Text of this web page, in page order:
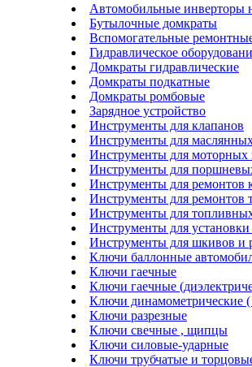
Автомобильные инверторы
Бутылочные домкраты
Вспомогательные
Гидравлическое
Домкраты гидравлические
Домкраты подкатные
Домкраты ромбовые
Зарядное устройство
Инструменты для клапанов
Инструменты для
Инструменты для моторных
Инструменты для
Инструменты для ремонтов
Инструменты для ремонтов
Инструменты для
Инструменты для
Инструменты для шкивов и
Ключи баллонные
Ключи гаечные
Ключи гаечные
Ключи динамометрические
Ключи разрезные
Ключи свечные , щипцы
Ключи силовые-ударные
Ключи трубчатые и